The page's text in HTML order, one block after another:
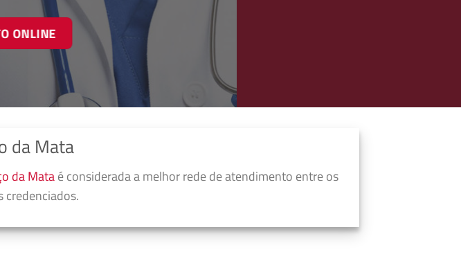
ONLINE
da Mata
da Mataé considerada a melhor rede de atendimento entre os
credenciados.